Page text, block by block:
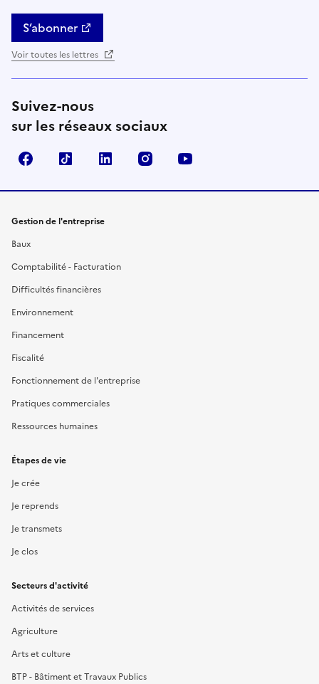
S’abonner
Voir toutes les lettres
Suivez-nous
sur les réseaux sociaux
FacebookTikTok Linkedin Instagram
Gestion de l'entreprise
Baux
Comptabilité - Facturation
Difficultés financières
Environnement
Financement
Fiscalité
Fonctionnement de l'entreprise
Pratiques commerciales
Ressources humaines
Étapes de vie
Je crée
Je reprends
Je transmets
Je clos
Secteurs d'activité
Activités de services
Agriculture
Arts et culture
BTP - Bâtiment et Travaux Publics